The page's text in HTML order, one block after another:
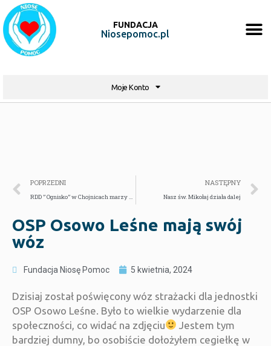
FUNDACJA
Niosepomoc.pl
Moje Konto
POPRZEDNI NASTĘPNY
Nasz św. Mikołaj działa dalej
OSP Osowo Leśne mają swój
wóz
Fundacja Niosę Pomoc 5 kwietnia, 2024
Dzisiaj został poświęcony wóz strażacki dla jednostki
OSP Osowo Leśne. Było to wielkie wydarzenie dla
społeczności, co widać na zdjęciu
Jestem tym
bardziej dumny, bo osobiście dołożyłem cegiełkę w